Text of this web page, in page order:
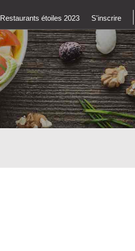
Restaurants étoiles 2023 S'inscrire